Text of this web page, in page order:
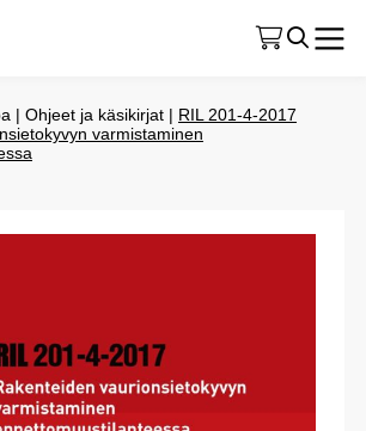
| Ohjeet ja käsikirjat | RIL 201-4-2017
varmistaminen